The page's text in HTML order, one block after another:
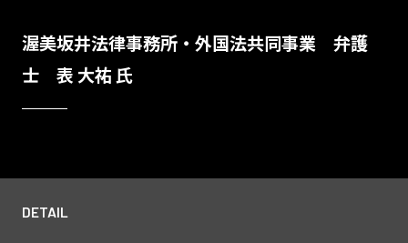
渥美坂井法律事務所・外国法共同事業 弁護
士 表 大祐 氏
DETAIL